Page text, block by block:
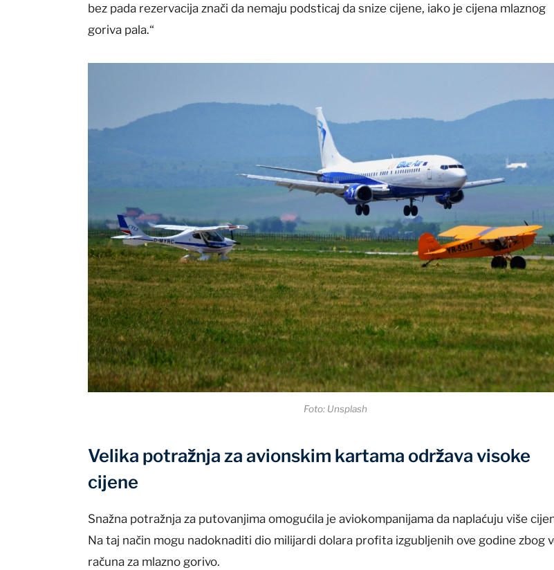
bez pada rezervacija znači da nemaju podsticaj da snize cijene, iako je cijena mlaznog
goriva pala.“
Foto: Unsplash
Velika potražnja za avionskim kartama održava visoke
cijene
Snažna potražnja za putovanjima omogućila je aviokompanijama da naplaćuju više
Na taj način mogu nadoknaditi dio milijardi dolara profita izgubljenih ove godine zbog
računa za mlazno gorivo.